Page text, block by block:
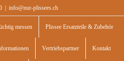
info@nur-plissees.ch
messen Plissee Ersatzteile & Zubehör
Vertriebspartner Kontakt